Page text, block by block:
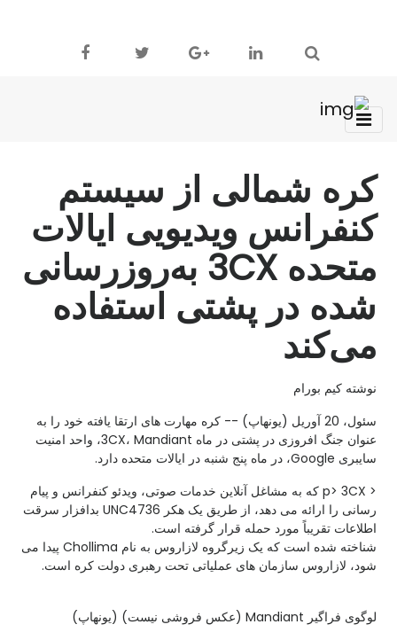
کره شمالی از سیستم
کنفرانس ویدیویی ایالات
متحده 3CX به‌روزرسانی
شده در پشتی استفاده
می‌کند
نوشته کیم بورام
سئول، 20 آوریل (یونهاپ) -- کره مهارت های ارتقا یافته خود را به
عنوان جنگ افروزی در پشتی در ماه 3CX، Mandiant، واحد امنیت
سایبری Google، در ماه پنج شنبه در ایالات متحده دارد.
< p> 3CX که به مشاغل آنلاین خدمات صوتی، ویدئو کنفرانس و پیام
رسانی را ارائه می دهد، از طریق یک هکر UNC4736 بدافزار سرقت
اطلاعات تقریباً مورد حمله قرار گرفته است.
شناخته شده است که یک زیرگروه لازاروس به نام Chollima پیدا می
شود، لازاروس سازمان های عملیاتی تحت رهبری دولت کره است.
لوگوی فراگیر Mandiant (عکس فروشی نیست) (یونهاپ)